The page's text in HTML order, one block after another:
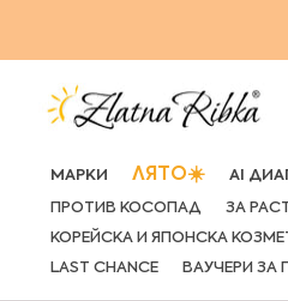
МАРКИ ЛЯТО☀️ AI
ПРОТИВ КОСОПАД ЗА
КОРЕЙСКА И ЯПОНСКА
LAST CHANCE
ВАУЧЕРИ ЗА